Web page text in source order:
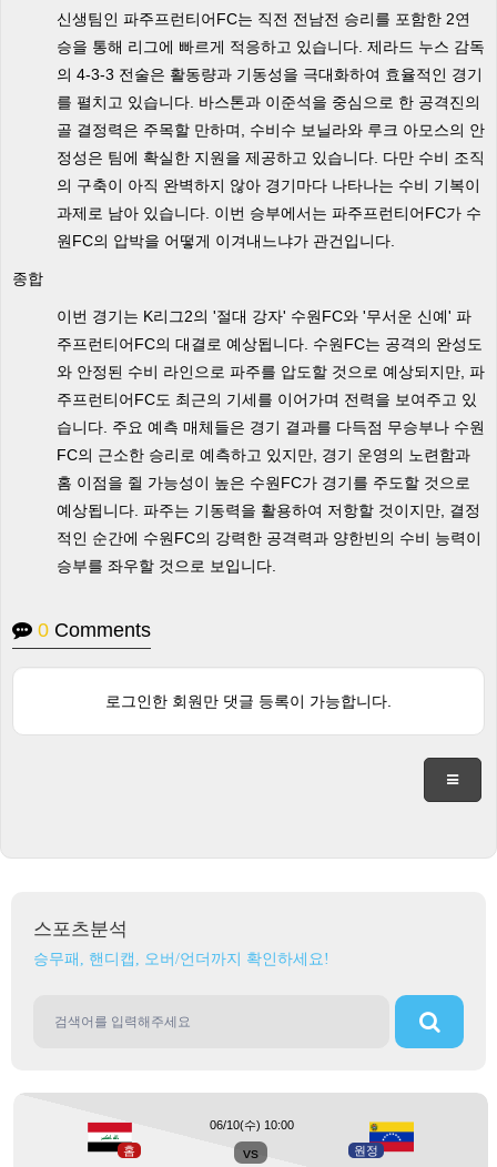
신생팀인 파주프런티어FC는 직전 전남전 승리를 포함한 2연
승을 통해 리그에 빠르게 적응하고 있습니다. 제라드 누스 감독
의 4-3-3 전술은 활동량과 기동성을 극대화하여 효율적인 경기
를 펼치고 있습니다. 바스톤과 이준석을 중심으로 한 공격진의
골 결정력은 주목할 만하며, 수비수 보닐라와 루크 아모스의 안
정성은 팀에 확실한 지원을 제공하고 있습니다. 다만 수비 조직
의 구축이 아직 완벽하지 않아 경기마다 나타나는 수비 기복이
과제로 남아 있습니다. 이번 승부에서는 파주프런티어FC가 수
원FC의 압박을 어떻게 이겨내느냐가 관건입니다.
종합
이번 경기는 K리그2의 '절대 강자' 수원FC와 '무서운 신예' 파
주프런티어FC의 대결로 예상됩니다. 수원FC는 공격의 완성도
와 안정된 수비 라인으로 파주를 압도할 것으로 예상되지만, 파
주프런티어FC도 최근의 기세를 이어가며 전력을 보여주고 있
습니다. 주요 예측 매체들은 경기 결과를 다득점 무승부나 수원
FC의 근소한 승리로 예측하고 있지만, 경기 운영의 노련함과
홈 이점을 쥘 가능성이 높은 수원FC가 경기를 주도할 것으로
예상됩니다. 파주는 기동력을 활용하여 저항할 것이지만, 결정
적인 순간에 수원FC의 강력한 공격력과 양한빈의 수비 능력이
승부를 좌우할 것으로 보입니다.
0 Comments
로그인한 회원만 댓글 등록이 가능합니다.
스포츠분석
승무패, 핸디캡, 오버/언더까지 확인하세요!
홈 vs 원정
06/10(수) 10:00